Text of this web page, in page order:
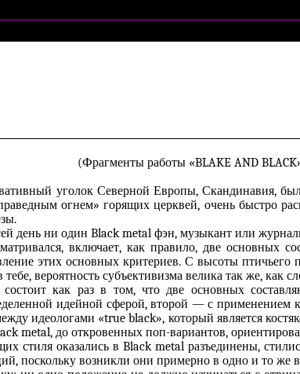
(Фрагменты работы «BLAKE AND
уголок Северной Европы, Скандинавия,
огнем» горящих церквей, очень быстро
день ни один Black metal фэн, музыкант или
включает, как правило, две
этих основных критериев. С высоты птичьего
тебе, вероятность субъективизма велика так же,
как раз в том, что две основных
идейной сферой, второй — с
идеологами «true black», который является
metal, до откровенных поп-вариантов,
стиля оказались в Black metalразъединены,
поскольку возникли они примерно в одно и то же